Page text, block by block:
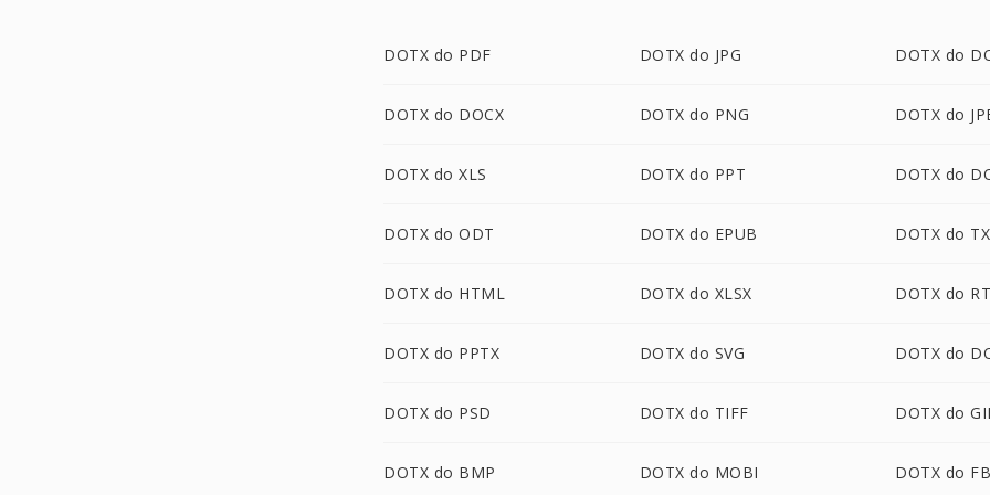
DOTX do PDF DOTX do JPG DOTX do
DOTX do DOCX DOTX do PNG DOTX do
DOTX do XLS DOTX do PPT DOTX do
DOTX do ODT DOTX do EPUB DOTX do
DOTX do HTML DOTX do XLSX DOTX do
DOTX do PPTX DOTX do SVG DOTX do
DOTX do PSD DOTX do TIFF DOTX do
DOTX do BMP DOTX do MOBI DOTX do